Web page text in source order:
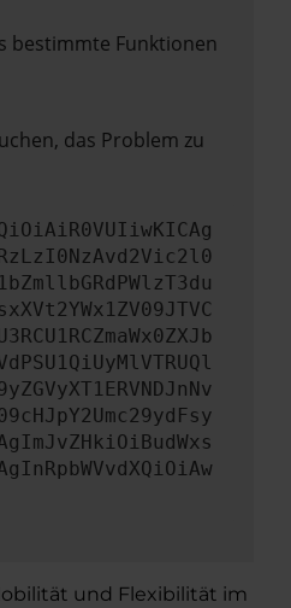
bestimmte Funktionen
das Problem zu
und Flexibilität im